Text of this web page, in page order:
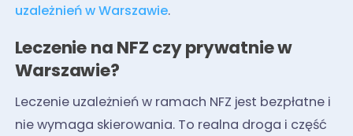
uzależnień w Warszawie.
Leczenie na NFZ czy prywatnie w
Warszawie?
Leczenie uzależnień w ramach NFZ jest bezpłatne i
nie wymaga skierowania. To realna droga i część